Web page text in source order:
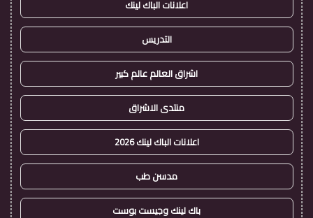
اعلانات الباك لينك
التدريس
اشراق العالم عالم كبير
منتدى الاشراق
اعلانات الباك لينك 2026
مدسن طب
باك لينك وجيست بوست